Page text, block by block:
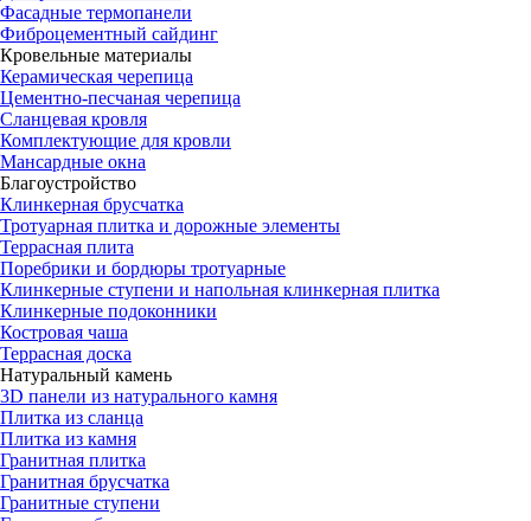
Фасадные термопанели
Фиброцементный сайдинг
Кровельные материалы
Керамическая черепица
Цементно-песчаная черепица
Сланцевая кровля
Комплектующие для кровли
Мансардные окна
Благоустройство
Клинкерная брусчатка
Тротуарная плитка и дорожные элементы
Террасная плита
Поребрики и бордюры тротуарные
Клинкерные ступени и напольная клинкерная плитка
Клинкерные подоконники
Костровая чаша
Террасная доска
Натуральный камень
3D панели из натурального камня
Плитка из сланца
Плитка из камня
Гранитная плитка
Гранитная брусчатка
Гранитные ступени